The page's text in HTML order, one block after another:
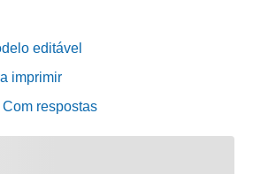
editável
imprimir
respostas